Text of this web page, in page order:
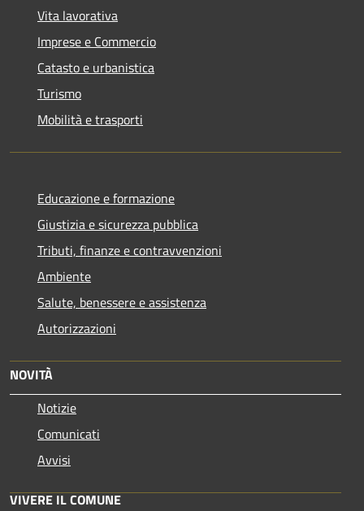
Vita lavorativa
Imprese e Commercio
Catasto e urbanistica
Turismo
Mobilità e trasporti
Educazione e formazione
Giustizia e sicurezza pubblica
Tributi, finanze e contravvenzioni
Ambiente
Salute, benessere e assistenza
Autorizzazioni
NOVITÀ
Notizie
Comunicati
Avvisi
VIVERE IL COMUNE